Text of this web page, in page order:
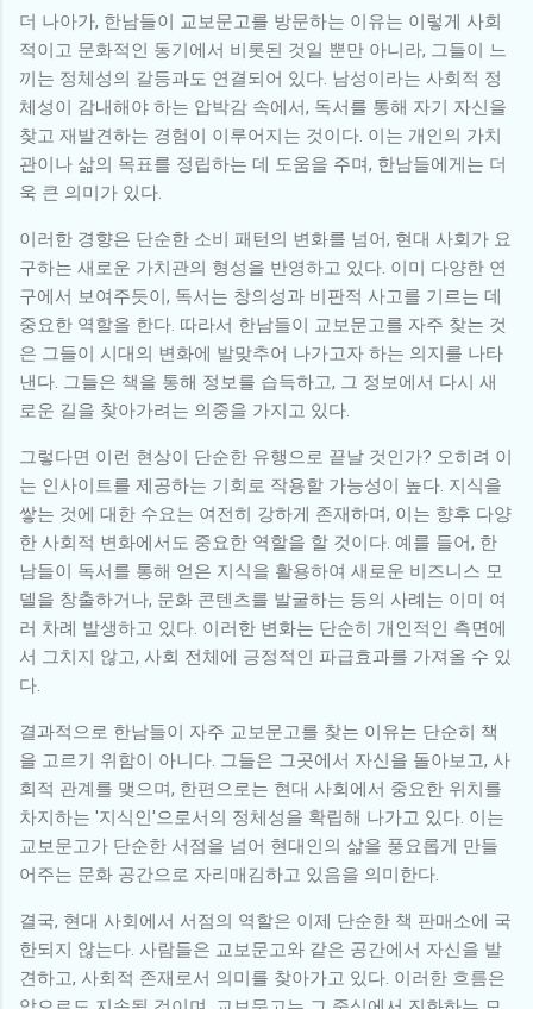
더 나아가, 한남들이 교보문고를 방문하는 이유는 이렇게 사회
적이고 문화적인 동기에서 비롯된 것일 뿐만 아니라, 그들이 느
끼는 정체성의 갈등과도 연결되어 있다. 남성이라는 사회적 정
체성이 감내해야 하는 압박감 속에서, 독서를 통해 자기 자신을
찾고 재발견하는 경험이 이루어지는 것이다. 이는 개인의 가치
관이나 삶의 목표를 정립하는 데 도움을 주며, 한남들에게는 더
욱 큰 의미가 있다.
이러한 경향은 단순한 소비 패턴의 변화를 넘어, 현대 사회가 요
구하는 새로운 가치관의 형성을 반영하고 있다. 이미 다양한 연
구에서 보여주듯이, 독서는 창의성과 비판적 사고를 기르는 데
중요한 역할을 한다. 따라서 한남들이 교보문고를 자주 찾는 것
은 그들이 시대의 변화에 발맞추어 나가고자 하는 의지를 나타
낸다. 그들은 책을 통해 정보를 습득하고, 그 정보에서 다시 새
로운 길을 찾아가려는 의중을 가지고 있다.
그렇다면 이런 현상이 단순한 유행으로 끝날 것인가? 오히려 이
는 인사이트를 제공하는 기회로 작용할 가능성이 높다. 지식을
쌓는 것에 대한 수요는 여전히 강하게 존재하며, 이는 향후 다양
한 사회적 변화에서도 중요한 역할을 할 것이다. 예를 들어, 한
남들이 독서를 통해 얻은 지식을 활용하여 새로운 비즈니스 모
델을 창출하거나, 문화 콘텐츠를 발굴하는 등의 사례는 이미 여
러 차례 발생하고 있다. 이러한 변화는 단순히 개인적인 측면에
서 그치지 않고, 사회 전체에 긍정적인 파급효과를 가져올 수 있
다.
결과적으로 한남들이 자주 교보문고를 찾는 이유는 단순히 책
을 고르기 위함이 아니다. 그들은 그곳에서 자신을 돌아보고, 사
회적 관계를 맺으며, 한편으로는 현대 사회에서 중요한 위치를
차지하는 '지식인'으로서의 정체성을 확립해 나가고 있다. 이는
교보문고가 단순한 서점을 넘어 현대인의 삶을 풍요롭게 만들
어주는 문화 공간으로 자리매김하고 있음을 의미한다.
결국, 현대 사회에서 서점의 역할은 이제 단순한 책 판매소에 국
한되지 않는다. 사람들은 교보문고와 같은 공간에서 자신을 발
견하고, 사회적 존재로서 의미를 찾아가고 있다. 이러한 흐름은